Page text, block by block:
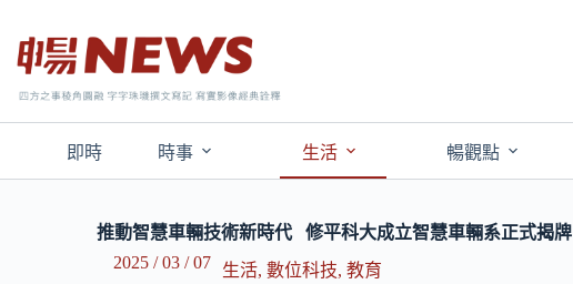
即時 時事 生活 暢觀點
推動智慧車輛技術新時代 修平科大成立智慧車輛系正式揭牌
2025 / 03 / 07
生活,數位科技,教育